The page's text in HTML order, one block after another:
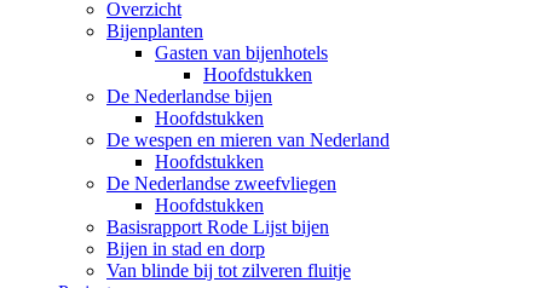
Overzicht
Bijenplanten
Gasten van bijenhotels
Hoofdstukken
De Nederlandse bijen
Hoofdstukken
De wespen en mieren van Nederland
Hoofdstukken
De Nederlandse zweefvliegen
Hoofdstukken
Basisrapport Rode Lijst bijen
Bijen in stad en dorp
Van blinde bij tot zilveren fluitje